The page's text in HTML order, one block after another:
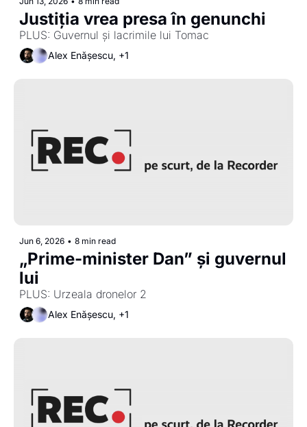
Justiția vrea presa în genunchi
PLUS: Guvernul și lacrimile lui Tomac
Alex Enășescu, +1
Jun 6, 2026 • 8 min read
„Prime-minister Dan” și guvernul
PLUS: Urzeala dronelor 2
Alex Enășescu, +1